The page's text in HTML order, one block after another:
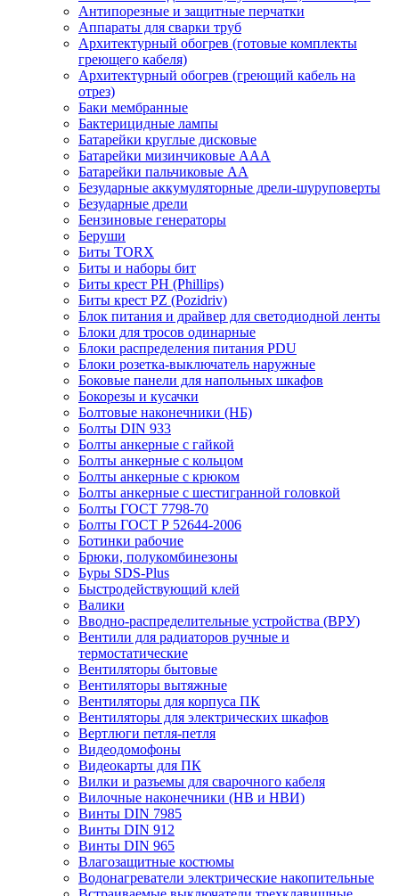
Антипорезные и защитные перчатки
Аппараты для сварки труб
Архитектурный обогрев (готовые комплекты
греющего кабеля)
Архитектурный обогрев (греющий кабель на
отрез)
Баки мембранные
Бактерицидные лампы
Батарейки круглые дисковые
Батарейки мизинчиковые ААА
Батарейки пальчиковые АА
Безударные аккумуляторные дрели-шуруповерты
Безударные дрели
Бензиновые генераторы
Беруши
Биты TORX
Биты и наборы бит
Биты крест PH (Phillips)
Биты крест PZ (Pozidriv)
Блок питания и драйвер для светодиодной ленты
Блоки для тросов одинарные
Блоки распределения питания PDU
Блоки розетка-выключатель наружные
Боковые панели для напольных шкафов
Бокорезы и кусачки
Болтовые наконечники (НБ)
Болты DIN 933
Болты анкерные с гайкой
Болты анкерные с кольцом
Болты анкерные с крюком
Болты анкерные с шестигранной головкой
Болты ГОСТ 7798-70
Болты ГОСТ Р 52644-2006
Ботинки рабочие
Брюки, полукомбинезоны
Буры SDS-Plus
Быстродействующий клей
Валики
Вводно-распределительные устройства (ВРУ)
Вентили для радиаторов ручные и
термостатические
Вентиляторы бытовые
Вентиляторы вытяжные
Вентиляторы для корпуса ПК
Вентиляторы для электрических шкафов
Вертлюги петля-петля
Видеодомофоны
Видеокарты для ПК
Вилки и разъемы для сварочного кабеля
Вилочные наконечники (НВ и НВИ)
Винты DIN 7985
Винты DIN 912
Винты DIN 965
Влагозащитные костюмы
Водонагреватели электрические накопительные